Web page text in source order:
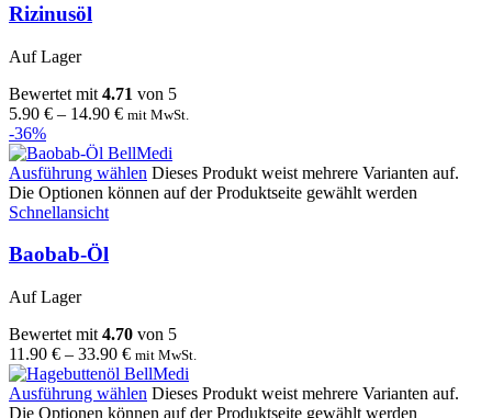
Rizinusöl
Auf Lager
Bewertet mit 4.71 von 5
5.90 € – 14.90 € mit MwSt.
-36%
Ausführung wählen Dieses Produkt weist mehrere Varianten auf.
Die Optionen können auf der Produktseite gewählt werden
Schnellansicht
Baobab-Öl
Auf Lager
Bewertet mit 4.70 von 5
11.90 € – 33.90 € mit MwSt.
Ausführung wählen Dieses Produkt weist mehrere Varianten auf.
Die Optionen können auf der Produktseite gewählt werden